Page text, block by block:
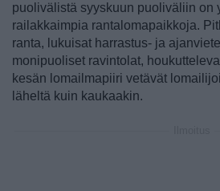
puolivälistä syyskuun puoliväliin on
railakkaimpia rantalomapaikkoja.
ranta, lukuisat harrastus- ja
monipuoliset ravintolat,
kesän lomailmapiiri vetävät
läheltä kuin kaukaakin.